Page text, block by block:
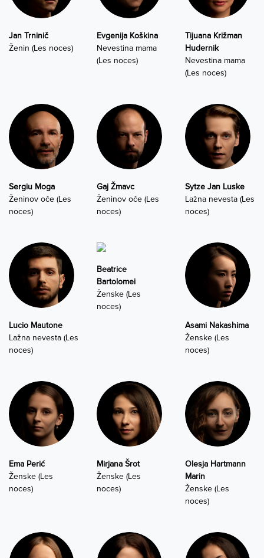
Jan Trninič
Ženin (Les noces)
Evgenija Koškina
Nevestina mama
(Les noces)
Tijuana Križman
Hudernik
Nevestina mama
(Les noces)
Sergiu Moga
Ženinov oče (Les
noces)
Gaj Žmavc
Ženinov oče (Les
noces)
Sytze Jan Luske
Lažna nevesta (Les
noces)
Lucio Mautone
Lažna nevesta (Les
noces)
Beatrice
Bartolomei
Ženske (Les
noces)
Asami Nakashima
Ženske (Les
noces)
Ema Perić
Ženske (Les
noces)
Mirjana Šrot
Ženske (Les
noces)
Olesja Hartmann
Marin
Ženske (Les
noces)